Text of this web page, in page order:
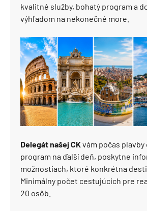
kvalitné služby, bohatý program a
výhľadom na nekonečné more.
Delegát našej CKvám počas
program na ďalší deň, poskytne
možnostiach, ktoré konkrétna
Minimálny počet cestujúcich pre
20 osôb.